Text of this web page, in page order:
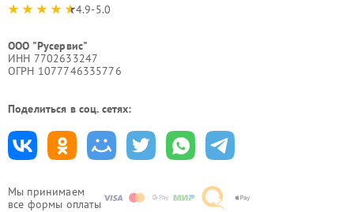
Мы принимаем
все формы оплаты
4.9-5.0
ООО "Русервис"
ИНН 7702633247
ОГРН 1077746335776
Поделиться в соц. сетях: